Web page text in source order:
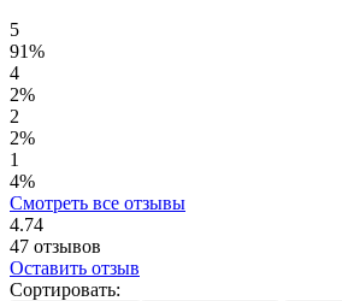
5
91%
4
2%
2
2%
1
4%
Смотреть все отзывы
4.74
47 отзывов
Оставить отзыв
Сортировать: